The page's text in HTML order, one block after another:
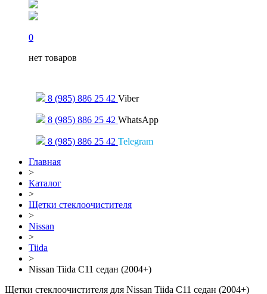
0
нет товаров
8 (985) 886 25 42 Viber
8 (985) 886 25 42 WhatsApp
8 (985) 886 25 42 Telegram
Главная
>
Каталог
>
Щетки стеклоочистителя
>
Nissan
>
Tiida
>
Nissan Tiida С11 седан (2004+)
Щетки стеклоочистителя для Nissan Tiida С11 седан (2004+)